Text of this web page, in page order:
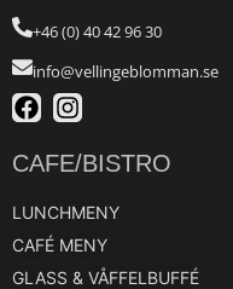
+46 (0) 40 42 96 30
info@vellingeblomman.se
CAFE/BISTRO
LUNCHMENY
CAFÉ MENY
GLASS & VÅFFELBUFFÉ